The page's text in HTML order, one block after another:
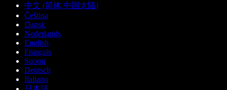
中文 (简体 中国大陆)
Čeština
Dansk
Nederlands
English
Français
Suomi
Deutsch
Italiano